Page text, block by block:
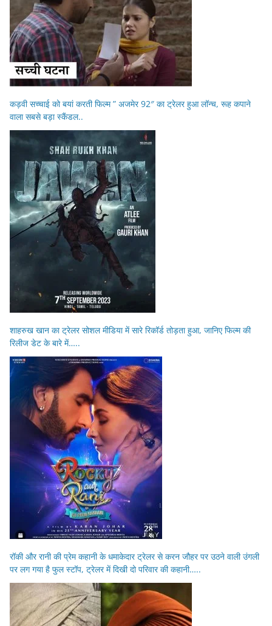
कड़वी सच्चाई को बयां करती फिल्म ” अजमेर 92″ का ट्रेलर हुआ लॉन्च, रूह कपाने
वाला सबसे बड़ा स्कैंडल..
शाहरुख खान का ट्रेलर सोशल मीडिया में सारे रिकॉर्ड तोड़ता हुआ, जानिए फिल्म की
रिलीज डेट के बारे में…..
रॉकी और रानी की प्रेम कहानी के धमाकेदार ट्रेलर से करन जौहर पर उठने वाली उंगली
पर लग गया है फुल स्टॉप, ट्रेलर में दिखी दो परिवार की कहानी…..